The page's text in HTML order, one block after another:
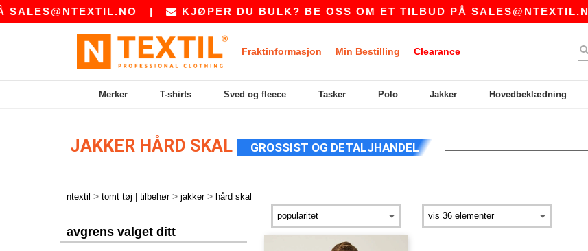
| KJØPER DU BULK? BE OSS OM ET TILBUD PÅSALES@NTEXTIL.NO
Fraktinformasjon Min Bestilling Clearance
Merker T-shirts Sved og fleece Tasker Polo Jakker Hovedbeklædning
JAKKER HÅRD SKAL GROSSIST OG DETALJHANDEL
ntextil > tomt tøj | tilbehør > jakker > hård skal
avgrens valget ditt